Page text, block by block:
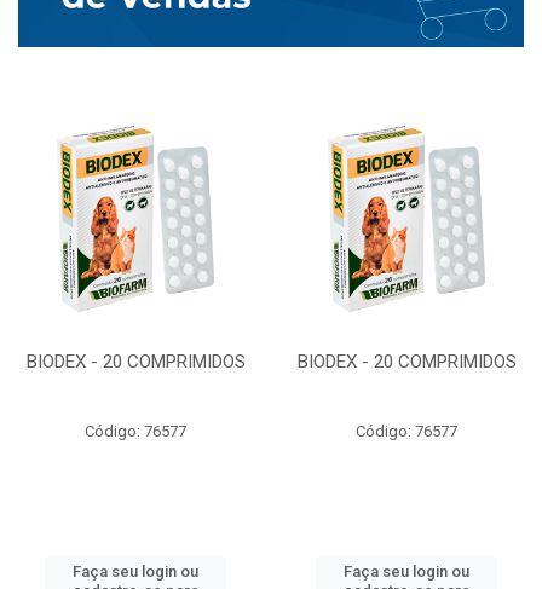
BIODEX - 20 COMPRIMIDOS
Código: 76577
Faça seu login ou
BIODEX - 20 COMPRIMIDOS
Código: 76577
Faça seu login ou